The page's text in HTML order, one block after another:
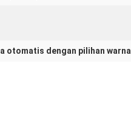
otomatis dengan pilihan warna